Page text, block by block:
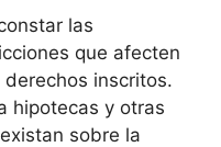
las
que afecten
inscritos.
hipotecas y otras
sobre la